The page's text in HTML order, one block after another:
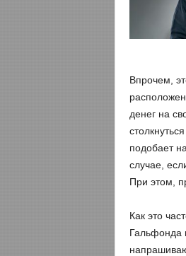
Впрочем,
денег на
подобает
случае,
При этом,
Как это
Гальфонда